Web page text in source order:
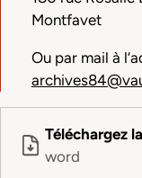
Montfavet
Ou par mail à
Téléchargez
word